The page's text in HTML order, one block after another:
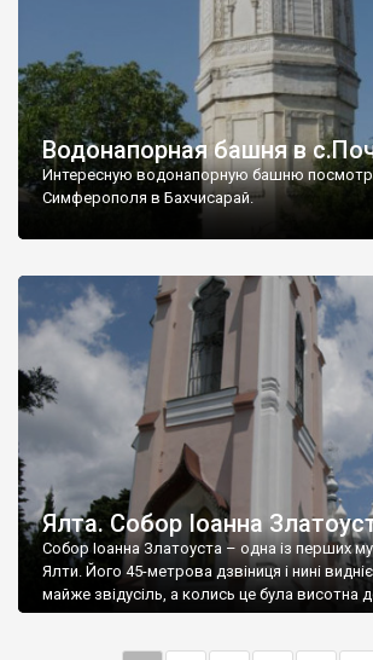
Водонапорная башня в
Интересную водонапорную башню
Симферополя в Бахчисарай.
Ялта. Собор Іоанна
Собор Іоанна Златоуста – одна із перших
Ялти. Його 45-метрова дзвіниця і нині
майже звідусіль, а колись це була висотна